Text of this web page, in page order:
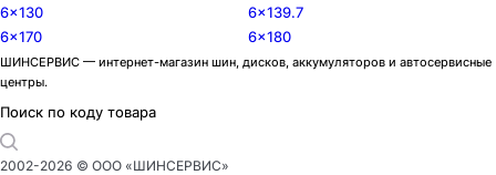
6x130
6x139.7
6x170
6x180
ШИНСЕРВИС — интернет-магазин шин, дисков, аккумуляторов и автосервисные
центры.
Поиск по коду товара
2002-2026 © ООО «ШИНСЕРВИС»